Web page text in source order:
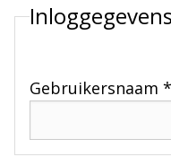
Inloggegevens
Gebruikersnaam *